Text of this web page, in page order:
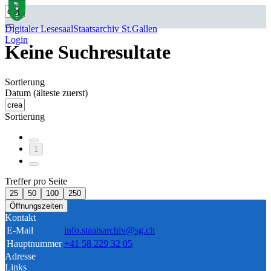
Digitaler LesesaalStaatsarchiv St.Gallen
Login
Keine Suchresultate
Sortierung
Datum (älteste zuerst)
Sortierung
1
Treffer pro Seite
25 50 100
250
Öffnungszeiten
Kontakt
E-Mail
info.staatsarchiv@sg.ch
Hauptnummer +41 58 229 32 05
Adresse
Links